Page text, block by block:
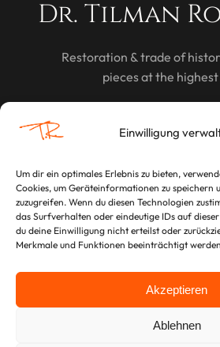
Einwilligung
Um dir ein optimales Erlebnis zu bieten,
Cookies, um Geräteinformationen zu speichern
zuzugreifen. Wenn du diesen Technologien
das Surfverhalten oder eindeutige IDs auf
du deine Einwilligung nicht erteilst oder
Merkmale und Funktionen beeinträchtigt
Akzeptieren
Ablehnen
Dr. Tilman
Restoration & trade of
pieces at the
DISCOVER
LEGAL
Imprint
Privacy Policy